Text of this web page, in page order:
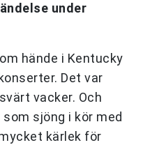
under
hände i Kentucky
Det var
vacker. Och
sjöng i kör med
kärlek för